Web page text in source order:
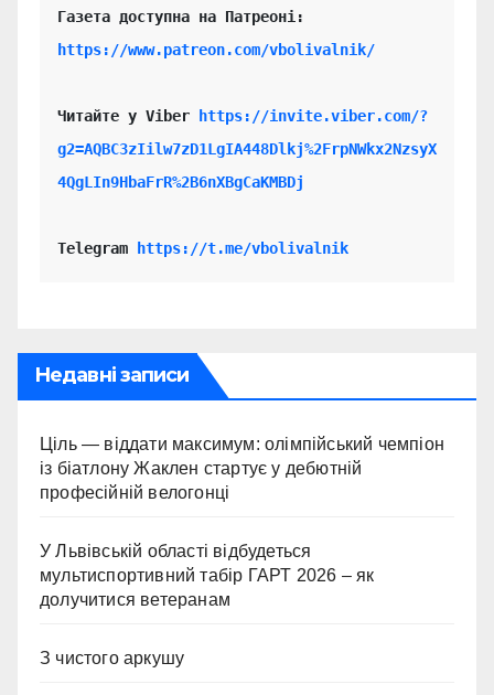
https://www.patreon.com/vbolivalnik/
Читайте у Viber
https://invite.viber.com/?
g2=AQBC3zIilw7zD1LgIA448Dlkj%2FrpNWkx2NzsyX
4QgLIn9HbaFrR%2B6nXBgCaKMBDj
Telegram https://t.me/vbolivalnik
Недавні записи
Ціль — віддати максимум: олімпійський чемпіон
із біатлону Жаклен стартує у дебютній
професійній велогонці
У Львівській області відбудеться
мультиспортивний табір ГАРТ 2026 – як
долучитися ветеранам
З чистого аркушу